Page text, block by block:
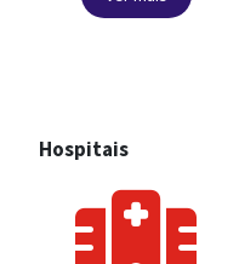
Hospitais